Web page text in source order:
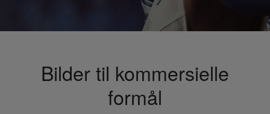
Bilder til kommersielle
formål